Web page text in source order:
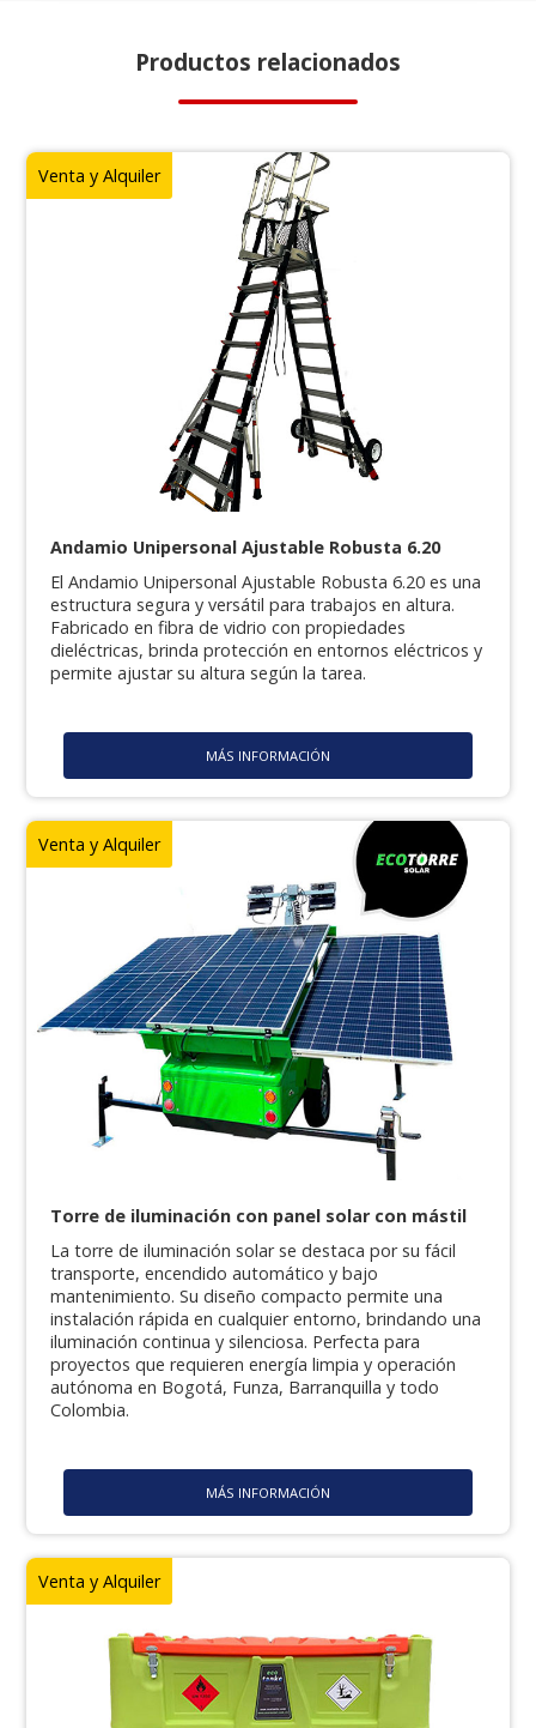
Productos relacionados
Venta y Alquiler
Andamio Unipersonal Ajustable Robusta 6.20
El Andamio Unipersonal Ajustable Robusta 6.20 es una
estructura segura y versátil para trabajos en altura.
Fabricado en fibra de vidrio con propiedades
dieléctricas, brinda protección en entornos eléctricos y
permite ajustar su altura según la tarea.
MÁS INFORMACIÓN
Venta y Alquiler
Torre de iluminación con panel solar con mástil
La torre de iluminación solar se destaca por su fácil
transporte, encendido automático y bajo
mantenimiento. Su diseño compacto permite una
instalación rápida en cualquier entorno, brindando una
iluminación continua y silenciosa. Perfecta para
proyectos que requieren energía limpia y operación
autónoma en Bogotá, Funza, Barranquilla y todo
Colombia.
MÁS INFORMACIÓN
Venta y Alquiler